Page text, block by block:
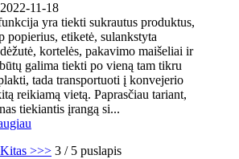
11-18
yra tiekti sukrautus produktus,
popierius, etiketė, sulankstyta
kortelės, pakavimo maišeliai ir
galima tiekti po vieną tam tikru
tada transportuoti į konvejerio
reikiamą vietą. Paprasčiau tariant,
tiekiantis įrangą si...
Kitas >>> 3 / 5 puslapis